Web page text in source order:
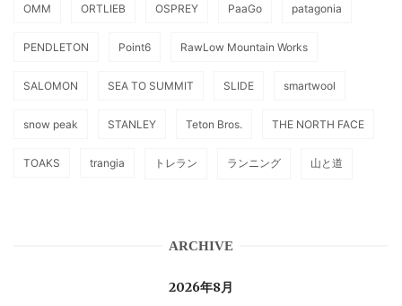
OMM ORTLIEB OSPREY PaaGo patagonia
PENDLETON Point6 RawLow Mountain Works
SALOMON SEA TO SUMMIT SLIDE smartwool
snow peak STANLEY Teton Bros. THE NORTH FACE
TOAKS trangia トレラン ランニング 山と道
ARCHIVE
2026年8月